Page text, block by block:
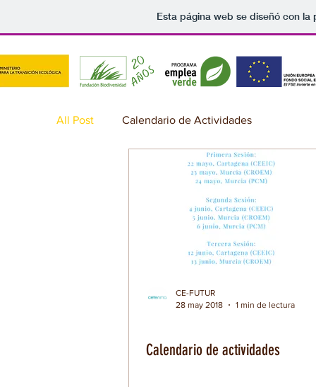
Esta página web se diseñó con
All Post Calendario de Actividades
CE-FUTUR
28 may 2018
1 min de lectura
Calendario de actividades